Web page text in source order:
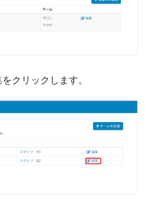
クリックします。